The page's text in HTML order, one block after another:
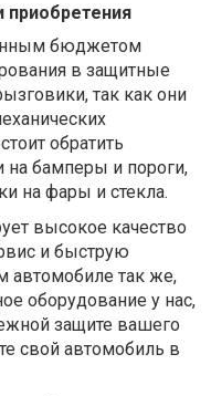
бюджетом
в защитные
так как они
обратить
на бамперы и пороги,
на фары и стекла.
высокое качество
и быструю
автомобиле так же,
оборудование у нас,
защите вашего
свой автомобиль в